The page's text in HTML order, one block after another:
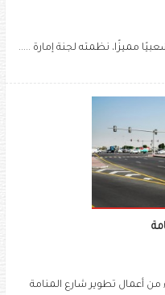
مميزًا، نظمته لجنة إمارة .....
من أعمال تطوير شارع المنامة